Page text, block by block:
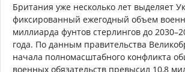
Британия уже несколько лет выделяет
фиксированный ежегодный объем
миллиарда фунтов стерлингов до
года. По данным правительства
начала полномасштабного конфликта
военных обязательств превысил 10,8